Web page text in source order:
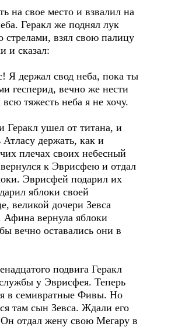
на свое место и взвалил на
Геракл же поднял лук
стрелами, взял свою палицу
и сказал:
Я держал свод неба, пока ты
гесперид, вечно же нести
тяжесть неба я не хочу.
Геракл ушел от титана, и
держать, как и
плечах своих небесный
к Эврисфею и отдал
Эврисфей подарил их
яблоки своей
великой дочери Зевса
вернула яблоки
вечно оставались они в
подвига Геракл
у Эврисфея. Теперь
в семивратные Фивы. Но
там сын Зевса. Ждали его
отдал жену свою Мегару в